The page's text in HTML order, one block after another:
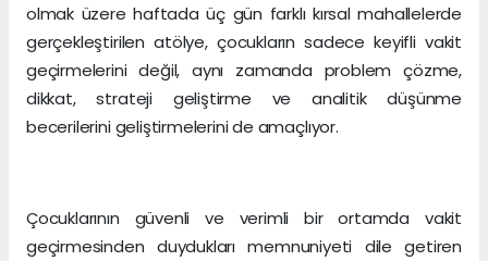
olmak üzere haftada üç gün farklı kırsal mahallelerde
gerçekleştirilen atölye, çocukların sadece keyifli vakit
geçirmelerini değil, aynı zamanda problem çözme,
dikkat, strateji geliştirme ve analitik düşünme
becerilerini geliştirmelerini de amaçlıyor.
Çocuklarının güvenli ve verimli bir ortamda vakit
geçirmesinden duydukları memnuniyeti dile getiren